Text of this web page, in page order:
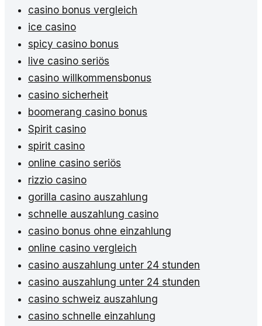
casino bonus vergleich
ice casino
spicy casino bonus
live casino seriös
casino willkommensbonus
casino sicherheit
boomerang casino bonus
Spirit casino
spirit casino
online casino seriös
rizzio casino
gorilla casino auszahlung
schnelle auszahlung casino
casino bonus ohne einzahlung
online casino vergleich
casino auszahlung unter 24 stunden
casino auszahlung unter 24 stunden
casino schweiz auszahlung
casino schnelle einzahlung